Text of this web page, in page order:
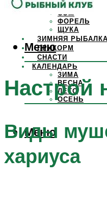
САЗАН
СОМ
ФОРЕЛЬ
ЩУКА
ЗИМНЯЯ РЫБАЛКА
ПРИКОРМ
СНАСТИ
КАЛЕНДАРЬ
ЗИМА
ВЕСНА
ЛЕТО
ОСЕНЬ
Меню
Меню
Настрой
Виды
хариуса